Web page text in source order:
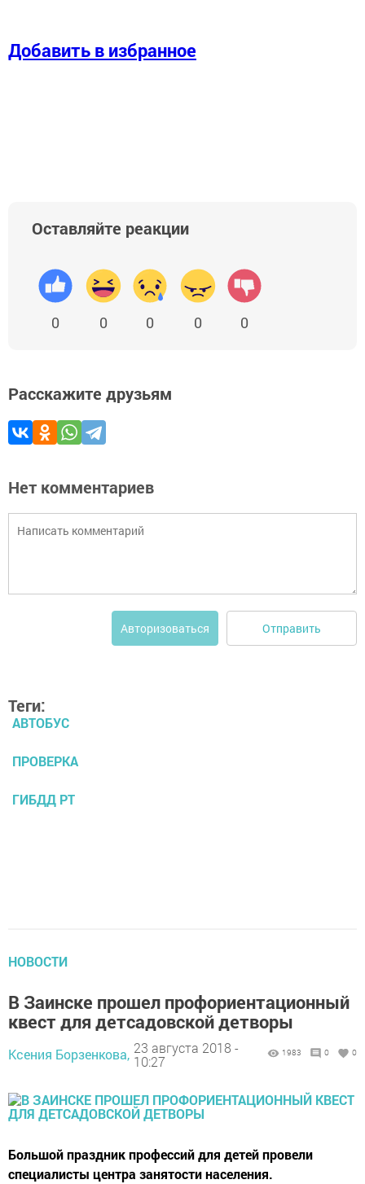
Добавить в избранное
Оставляйте реакции
0 0 0 0 0
Расскажите друзьям
Нет комментариев
Авторизоваться Отправить
Теги:
АВТОБУС
ПРОВЕРКА
ГИБДД РТ
НОВОСТИ
В Заинске прошел профориентационный
квест для детсадовской детворы
Ксения Борзенкова, 23 августа 2018 -
10:27
1983 0 0
Большой праздник профессий для детей провели
специалисты центра занятости населения.